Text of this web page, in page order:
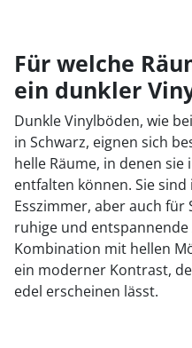
Für welche
ein dunkler
Dunkle Vinylböden, wie
in Schwarz, eignen sich
helle Räume, in denen
entfalten können. Sie
Esszimmer, aber auch für
ruhige und
Kombination mit hellen
ein moderner Kontrast,
edel erscheinen lässt.